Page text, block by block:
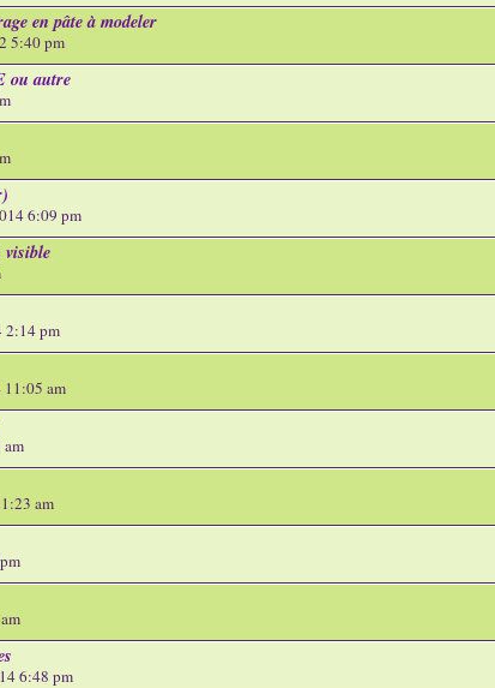
en pâte à modeler
5:40 pm
ou autre
6:09 pm
2:14 pm
am
am
6:48 pm